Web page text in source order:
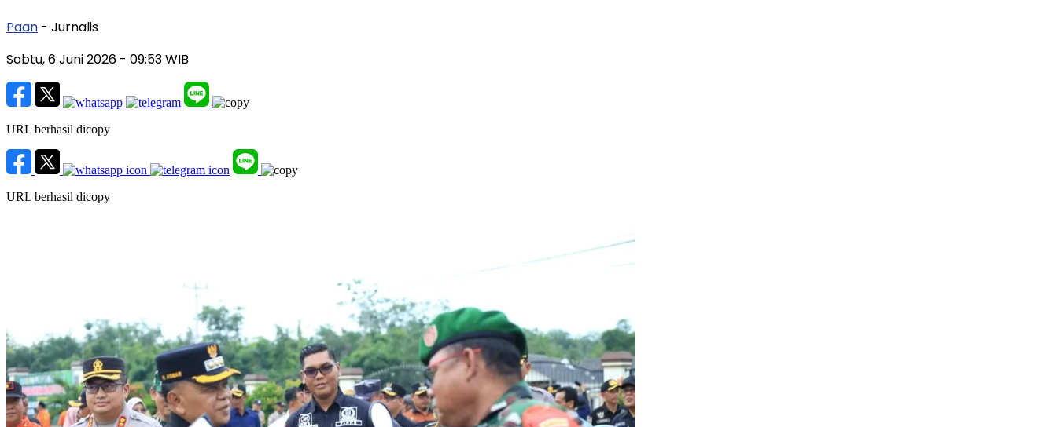
Paan - Jurnalis
Sabtu, 6 Juni 2026 - 09:53 WIB
URL berhasil dicopy
URL berhasil dicopy